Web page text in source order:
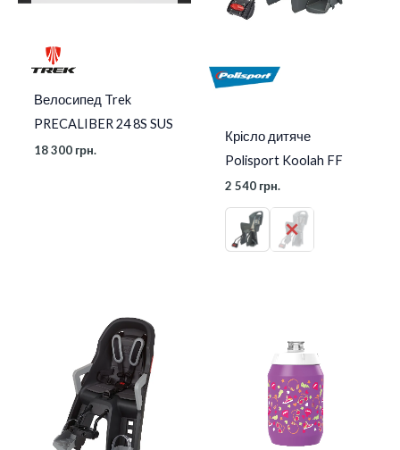
Велосипед Trek
PRECALIBER 24 8S SUS
18 300 грн.
Крісло дитяче
Polisport Koolah FF
2 540 грн.